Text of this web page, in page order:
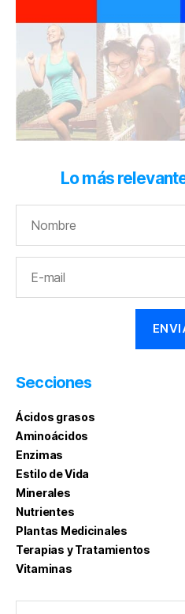
Lo más
Secciones
Ácidos grasos
Aminoácidos
Enzimas
Estilo de Vida
Minerales
Nutrientes
Plantas Medicinales
Terapias y Tratamientos
Vitaminas